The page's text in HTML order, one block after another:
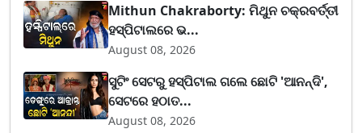
Mithun Chakraborty: ମିଥୁନ ଚକ୍ରବର୍ତ୍ତୀ
ହସ୍ପିଟାଲରେ ଭ...
August 08, 2026
ସୁଟିଂ ସେଟରୁ ହସ୍ପିଟାଲ ଗଲେ ଛୋଟି 'ଆନନ୍ଦି',
ସେଟରେ ହଠାତ...
August 08, 2026